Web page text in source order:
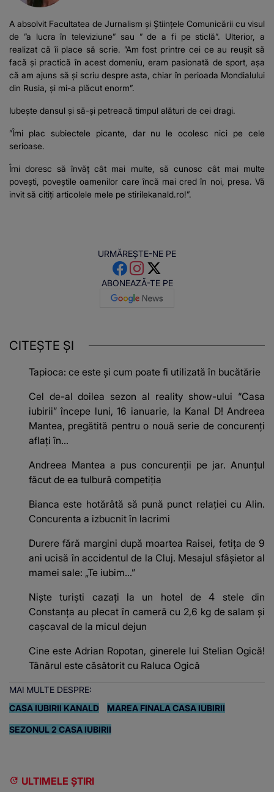
A absolvit Facultatea de Jurnalism și Științele Comunicării cu visul
de ”a lucra în televiziune” sau ” de a fi pe sticlă”. Ulterior, a
realizat că îi place să scrie. ”Am fost printre cei ce au reușit să
facă și practică în acest domeniu, eram pasionată de sport, așa
că am ajuns să și scriu despre asta, chiar în perioada Mondialului
din Rusia, și mi-a plăcut enorm”.
Iubește dansul și să-și petreacă timpul alături de cei dragi.
”Îmi plac subiectele picante, dar nu le ocolesc nici pe cele
serioase.
Îmi doresc să învăț cât mai multe, să cunosc cât mai multe
povești, poveștile oamenilor care încă mai cred în noi, presa. Vă
invit să citiți articolele mele pe stirilekanald.ro!”.
URMĂREȘTE-NE PE
ABONEAZĂ-TE PE
CITEȘTE ȘI
Tapioca: ce este și cum poate fi utilizată în bucătărie
Cel de-al doilea sezon al reality show-ului “Casa
iubirii” începe luni, 16 ianuarie, la Kanal D! Andreea
Mantea, pregătită pentru o nouă serie de concurenţi
aflaţi în...
Andreea Mantea a pus concurenții pe jar. Anunțul
făcut de ea tulbură competiția
Bianca este hotărâtă să pună punct relației cu Alin.
Concurenta a izbucnit în lacrimi
Durere fără margini după moartea Raisei, fetița de 9
ani ucisă în accidentul de la Cluj. Mesajul sfâșietor al
mamei sale: „Te iubim…”
Niște turiști cazați la un hotel de 4 stele din
Constanța au plecat în cameră cu 2,6 kg de salam și
cașcaval de la micul dejun
Cine este Adrian Ropotan, ginerele lui Stelian Ogică!
Tânărul este căsătorit cu Raluca Ogică
MAI MULTE DESPRE:
CASA IUBIRII KANALD
MAREA FINALA CASA IUBIRII
SEZONUL 2 CASA IUBIRII
ULTIMELE ȘTIRI